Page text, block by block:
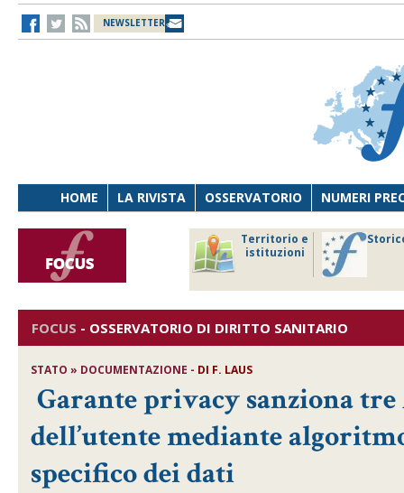
NEWSLETTER
HOME LA RIVISTA OSSERVATORIO NUMERI
Territorio e
istituzioni
FOCUS - OSSERVATORIO DI DIRITTO SANITARIO
STATO » DOCUMENTAZIONE - DI F. LAUS
Garante privacy sanziona
dell’utente mediante
specifico dei dati